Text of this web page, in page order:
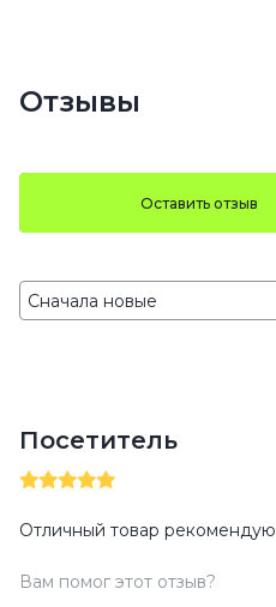
Отзывы
Оставить отзыв
Посетитель
Отличный товар рекомендую
Вам помог этот отзыв?